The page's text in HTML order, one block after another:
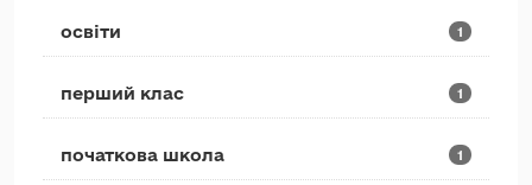
освіти 1
перший клас 1
початкова школа 1